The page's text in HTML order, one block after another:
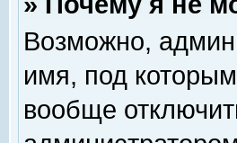
Возможно,
имя, под
вообще